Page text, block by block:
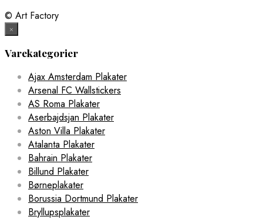
© Art Factory
×
Varekategorier
Ajax Amsterdam Plakater
Arsenal FC Wallstickers
AS Roma Plakater
Aserbajdsjan Plakater
Aston Villa Plakater
Atalanta Plakater
Bahrain Plakater
Billund Plakater
Børneplakater
Borussia Dortmund Plakater
Bryllupsplakater